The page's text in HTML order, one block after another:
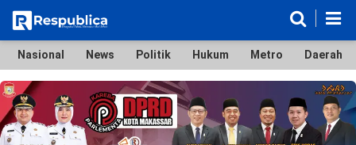
Nasional
News
Politik
Hukum
Metro
Daerah
Ekonomi & Bisnis
Lifestyle
Otomotif
Bola & Sport
Edukasi
Tokoh
Hiburan
Nasional News Politik Hukum Metro Daerah